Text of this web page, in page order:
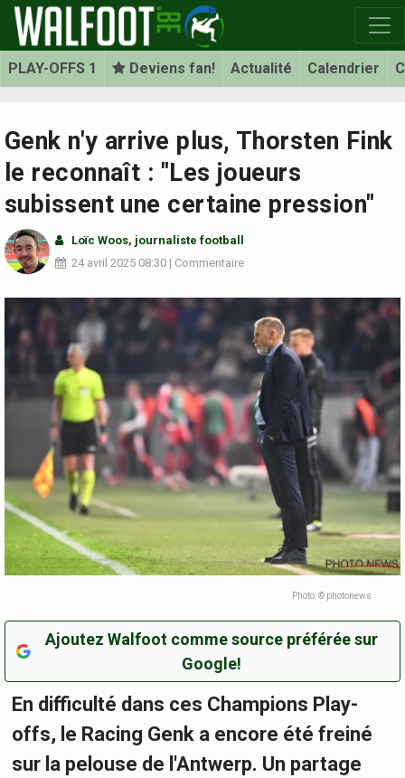
PLAY-OFFS 1 Deviens fan! Actualité Calendrier
Genk n'y arrive plus, Thorsten Fink
le reconnaît : "Les joueurs
subissent une certaine pression"
Loïc Woos, journaliste football
24 avril 2025 08:30 | Commentaire
Photo: © photonews
Ajoutez Walfoot comme source préférée sur
Google!
En difficulté dans ces Champions Play-
offs, le Racing Genk a encore été freiné
sur la pelouse de l'Antwerp. Un partage